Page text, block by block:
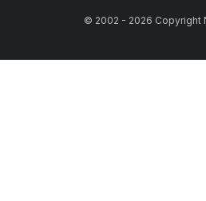
© 2002 - 2026 Copyright